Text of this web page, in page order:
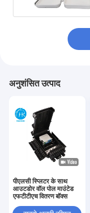
अनुशंसित उत्पाद
पीएलसी स्प्लिटर के साथ
आउटडोर वॉल पोल माउंटेड
एफटीटीएच वितरण बॉक्स